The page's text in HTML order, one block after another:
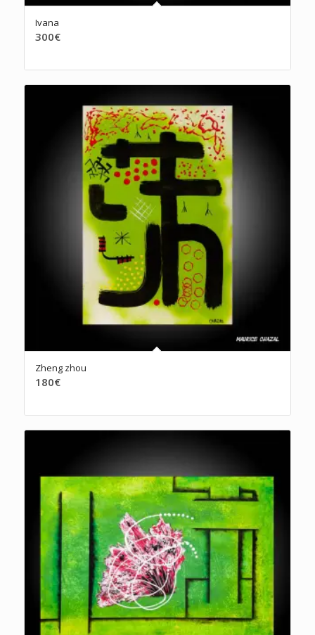
Ivana
300€
Zheng zhou
180€